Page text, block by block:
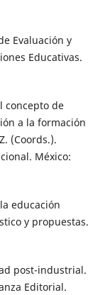
Evaluación y
Educativas.
concepto de
a la formación
(Coords.).
México:
educación
y propuestas.
post-industrial.
Editorial.